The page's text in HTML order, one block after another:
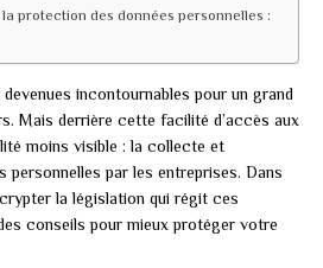
protection des données personnelles :
incontournables pour un grand
Mais derrière cette facilité d’accès aux
moins visible : la collecte et
personnelles par les entreprises. Dans
la législation qui régit ces
conseils pour mieux protéger votre